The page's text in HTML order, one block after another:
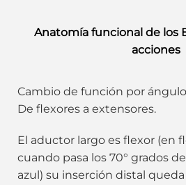
Anatomía funcional de los
acciones
Cambio de función por
De flexores a extensores.
El aductor largo es flexor (en
cuando pasa los 70° grados
azul) su inserción distal